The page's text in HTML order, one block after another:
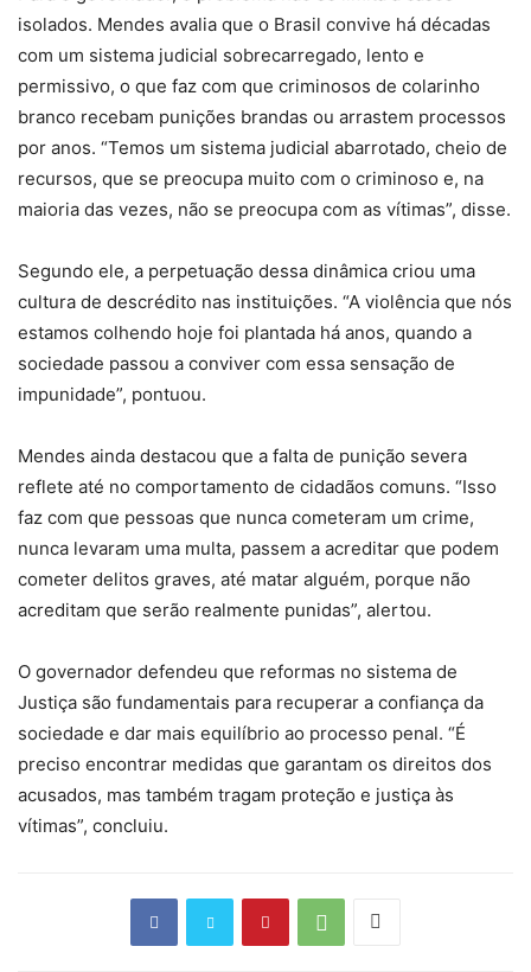
isolados. Mendes avalia que o Brasil convive há décadas
com um sistema judicial sobrecarregado, lento e
permissivo, o que faz com que criminosos de colarinho
branco recebam punições brandas ou arrastem processos
por anos. “Temos um sistema judicial abarrotado, cheio de
recursos, que se preocupa muito com o criminoso e, na
maioria das vezes, não se preocupa com as vítimas”, disse.
Segundo ele, a perpetuação dessa dinâmica criou uma
cultura de descrédito nas instituições. “A violência que nós
estamos colhendo hoje foi plantada há anos, quando a
sociedade passou a conviver com essa sensação de
impunidade”, pontuou.
Mendes ainda destacou que a falta de punição severa
reflete até no comportamento de cidadãos comuns. “Isso
faz com que pessoas que nunca cometeram um crime,
nunca levaram uma multa, passem a acreditar que podem
cometer delitos graves, até matar alguém, porque não
acreditam que serão realmente punidas”, alertou.
O governador defendeu que reformas no sistema de
Justiça são fundamentais para recuperar a confiança da
sociedade e dar mais equilíbrio ao processo penal. “É
preciso encontrar medidas que garantam os direitos dos
acusados, mas também tragam proteção e justiça às
vítimas”, concluiu.